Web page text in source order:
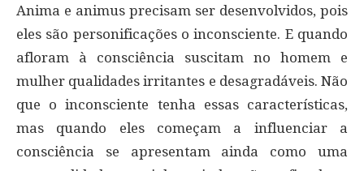
Anima e animus precisam ser desenvolvidos, pois
eles são personificações o inconsciente. E quando
afloram à consciência suscitam no homem e
mulher qualidades irritantes e desagradáveis. Não
que o inconsciente tenha essas características,
mas quando eles começam a influenciar a
consciência se apresentam ainda como uma